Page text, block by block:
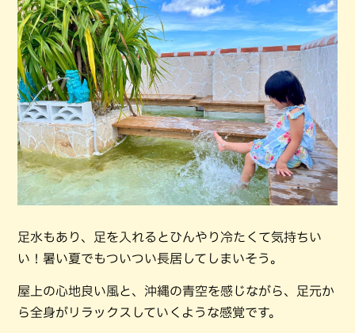
足水もあり、足を入れるとひんやり冷たくて気持ちい
い！暑い夏でもついつい長居してしまいそう。
屋上の心地良い風と、沖縄の青空を感じながら、足元か
ら全身がリラックスしていくような感覚です。